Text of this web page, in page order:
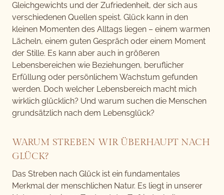
Gleichgewichts und der Zufriedenheit, der sich aus
verschiedenen Quellen speist. Glück kann in den
kleinen Momenten des Alltags liegen – einem warmen
Lächeln, einem guten Gespräch oder einem Moment
der Stille. Es kann aber auch in größeren
Lebensbereichen wie Beziehungen, beruflicher
Erfüllung oder persönlichem Wachstum gefunden
werden. Doch welcher Lebensbereich macht mich
wirklich glücklich? Und warum suchen die Menschen
grundsätzlich nach dem Lebensglück?
WARUM STREBEN WIR ÜBERHAUPT NACH
GLÜCK?
Das Streben nach Glück ist ein fundamentales
Merkmal der menschlichen Natur. Es liegt in unserer